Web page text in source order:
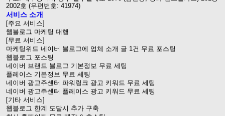
2002호 (우편번호: 41974)
서비스 소개
[주요 서비스]
웹블로그 마케팅 대행
[무료 서비스]
마케팅위드 네이버 블로그에 업체 소개 글 1건 무료 포스팅
웹블로그 포스팅
네이버 브랜드 블로그 기본정보 무료 세팅
플레이스 기본정보 무료 세팅
네이버 광고주센터 파워링크 광고 키워드 무료 세팅
네이버 광고주센터 플레이스 광고 키워드 무료 세팅
[기타 서비스]
웹블로그 한계 도달시 추가 구축